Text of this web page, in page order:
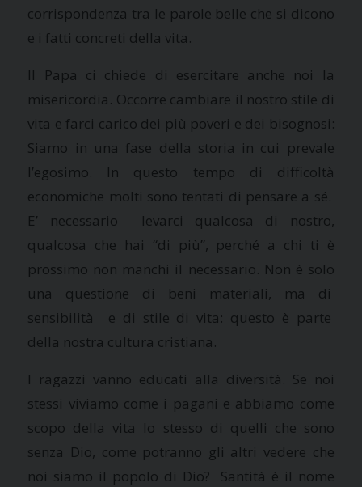
corrispondenza tra le parole belle che si dicono
e i fatti concreti della vita.
Il Papa ci chiede di esercitare anche noi la
misericordia. Occorre cambiare il nostro stile di
vita e farci carico dei più poveri e dei bisognosi:
Siamo in una fase della storia in cui prevale
l’egosimo. In questo tempo di difficoltà
economiche molti sono tentati di pensare a sé.
E’ necessario levarci qualcosa di nostro,
qualcosa che hai “di più”, perché a chi ti è
prossimo non manchi il necessario. Non è solo
una questione di beni materiali, ma di
sensibilità e di stile di vita: questo è parte
della nostra cultura cristiana.
I ragazzi vanno educati alla diversità. Se noi
stessi viviamo come i pagani e abbiamo come
scopo della vita lo stesso di quelli che sono
senza Dio, come potranno gli altri vedere che
noi siamo il popolo di Dio? Santità è il nome